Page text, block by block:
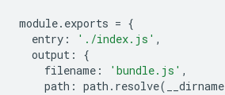
module. exports = {
entry : './index.js' ,
output :
{
filename : 'bundle.js' ,
path : path . resolve( __dirname